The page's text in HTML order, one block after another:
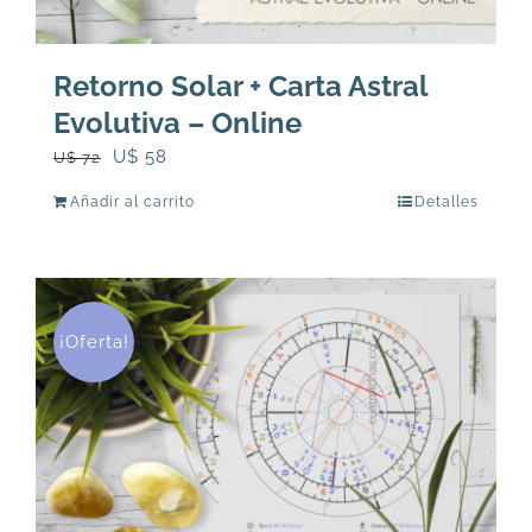
Retorno Solar + Carta Astral
Evolutiva – Online
U$72
El
U$
72.
U$ 58
U$
58.
Añadir al carrito Detalles
¡Oferta!